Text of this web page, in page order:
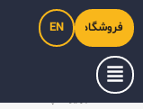
فروشگاه اینترنتی کیت‌لاین
EN
خانه